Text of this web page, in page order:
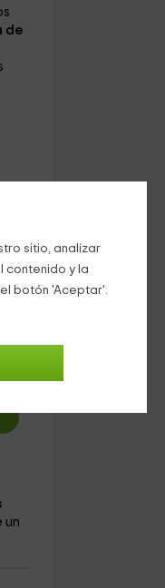
sitio, analizar
contenido y la
botón 'Aceptar'.
de
un